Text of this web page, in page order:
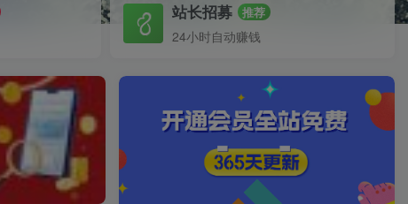
站长招募 推荐
24小时自动赚钱